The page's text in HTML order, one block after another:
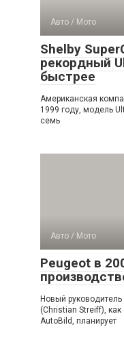
Авто / Мото
Shelby
рекордный
быстрее
Американская
1999 году, модель
семь
Авто / Мото
Peugeot в
Новый
(Christian Streiff),
AutoBild, планирует